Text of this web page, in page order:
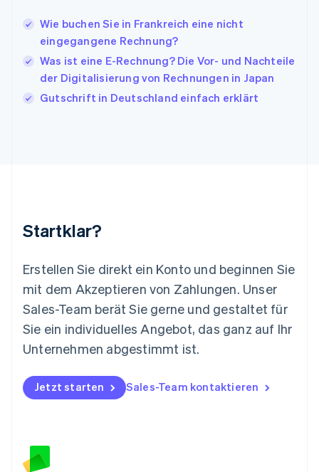
Wie buchen Sie in Frankreich eine nicht
eingegangene Rechnung?
Was ist eine E-Rechnung? Die Vor- und Nachteile
der Digitalisierung von Rechnungen in Japan
Gutschrift in Deutschland einfach erklärt
Startklar?
Erstellen Sie direkt ein Konto und beginnen Sie
mit dem Akzeptieren von Zahlungen. Unser
Sales-Team berät Sie gerne und gestaltet für
Sie ein individuelles Angebot, das ganz auf Ihr
Unternehmen abgestimmt ist.
Jetzt starten Sales-Team kontaktieren
EnglishItaliano
Lettland
Liechtenstein
DeutschEnglish
Litauen
Español English
Niederlande
NederlandsEnglish
English
Österreich
Deutsch
Polen
Portugal
PortuguêsEnglish
Schweden